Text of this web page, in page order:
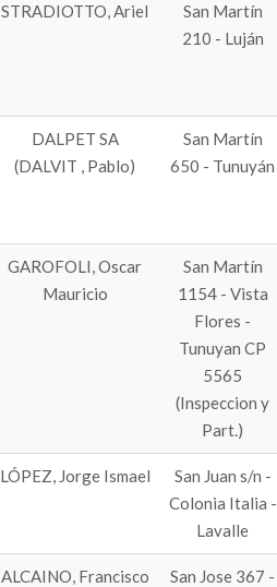
STRADIOTTO, Ariel
San Martín
210 - Luján
DALPET SA
(DALVIT , Pablo)
San Martín
650 - Tunuyán
GAROFOLI, Oscar
Mauricio
San Martín
1154 - Vista
Flores -
Tunuyan CP
5565
(Inspeccion y
Part.)
LÓPEZ, Jorge Ismael
San Juan s/n -
Colonia Italia -
Lavalle
ALCAINO, Francisco
San Jose 367 -